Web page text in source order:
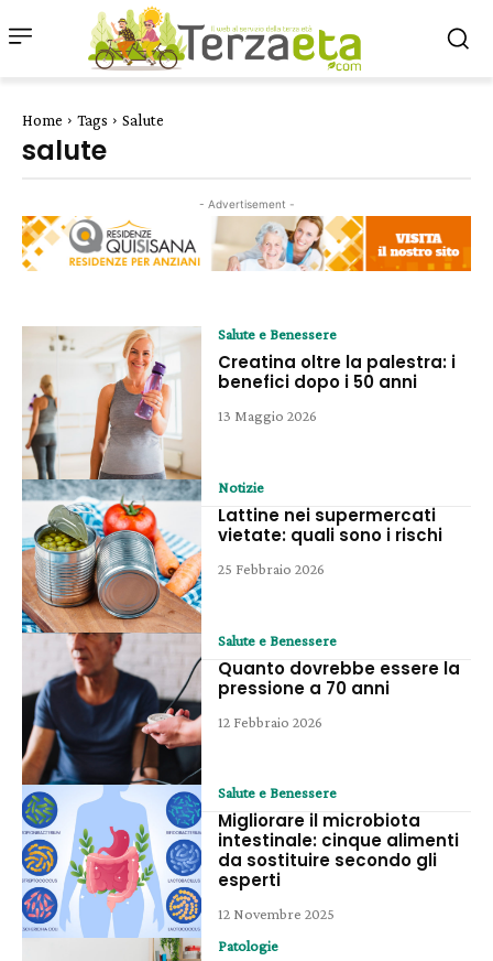
Home Tags Salute
salute
- Advertisement -
Salute e Benessere
Creatina oltre la palestra: i
benefici dopo i 50 anni
13 Maggio 2026
Notizie
Lattine nei supermercati
vietate: quali sono i rischi
25 Febbraio 2026
Salute e Benessere
Quanto dovrebbe essere la
pressione a 70 anni
12 Febbraio 2026
Salute e Benessere
Migliorare il microbiota
intestinale: cinque alimenti
da sostituire secondo gli
esperti
12 Novembre 2025
Patologie